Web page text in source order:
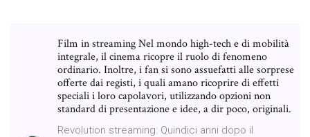
Film in streaming Nel mondo high-tech e di mobilità
integrale, il cinema ricopre il ruolo di fenomeno
ordinario. Inoltre, i fan si sono assuefatti alle sorprese
offerte dai registi, i quali amano ricoprire di effetti
speciali i loro capolavori, utilizzando opzioni non
standard di presentazione e idee, a dir poco, originali.
Revolution streaming: Quindici anni dopo il